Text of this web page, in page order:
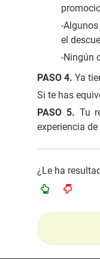
-
el
-Ningún
PASO 4. Ya
Si te has
PASO 5. Tu
experiencia
¿Le ha